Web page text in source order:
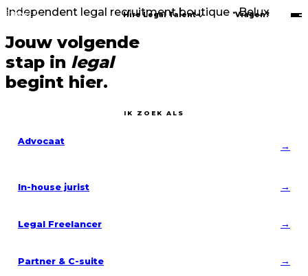
Hire Legal Talent Vragen?
Independent legal recruitment boutique • Belux
Jouw volgende
stap in legal
begint hier.
IK ZOEK ALS
Advocaat →
In-house jurist →
Legal Freelancer →
Partner & C-suite →